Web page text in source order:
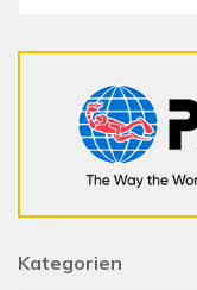
Kategorien